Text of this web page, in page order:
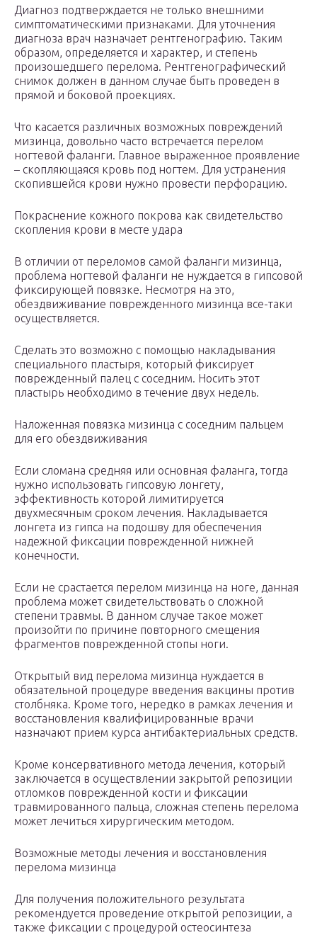
Диагноз подтверждается не только внешними
симптоматическими признаками. Для уточнения
диагноза врач назначает рентгенографию. Таким
образом, определяется и характер, и степень
произошедшего перелома. Рентгенографический
снимок должен в данном случае быть проведен в
прямой и боковой проекциях.
Что касается различных возможных повреждений
мизинца, довольно часто встречается перелом
ногтевой фаланги. Главное выраженное проявление
– скопляющаяся кровь под ногтем. Для устранения
скопившейся крови нужно провести перфорацию.
Покраснение кожного покрова как свидетельство
скопления крови в месте удара
В отличии от переломов самой фаланги мизинца,
проблема ногтевой фаланги не нуждается в гипсовой
фиксирующей повязке. Несмотря на это,
обездвиживание поврежденного мизинца все-таки
осуществляется.
Сделать это возможно с помощью накладывания
специального пластыря, который фиксирует
поврежденный палец с соседним. Носить этот
пластырь необходимо в течение двух недель.
Наложенная повязка мизинца с соседним пальцем
для его обездвиживания
Если сломана средняя или основная фаланга, тогда
нужно использовать гипсовую лонгету,
эффективность которой лимитируется
двухмесячным сроком лечения. Накладывается
лонгета из гипса на подошву для обеспечения
надежной фиксации поврежденной нижней
конечности.
Если не срастается перелом мизинца на ноге, данная
проблема может свидетельствовать о сложной
степени травмы. В данном случае такое может
произойти по причине повторного смещения
фрагментов поврежденной стопы ноги.
Открытый вид перелома мизинца нуждается в
обязательной процедуре введения вакцины против
столбняка. Кроме того, нередко в рамках лечения и
восстановления квалифицированные врачи
назначают прием курса антибактериальных средств.
Кроме консервативного метода лечения, который
заключается в осуществлении закрытой репозиции
отломков поврежденной кости и фиксации
травмированного пальца, сложная степень перелома
может лечиться хирургическим методом.
Возможные методы лечения и восстановления
перелома мизинца
Для получения положительного результата
рекомендуется проведение открытой репозиции, а
также фиксации с процедурой остеосинтеза